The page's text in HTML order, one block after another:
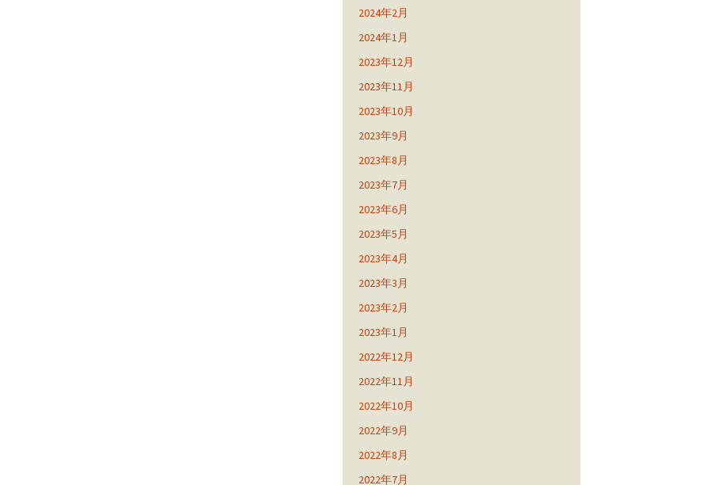
2024年2月
2024年1月
2023年12月
2023年11月
2023年10月
2023年9月
2023年8月
2023年7月
2023年6月
2023年5月
2023年4月
2023年3月
2023年2月
2023年1月
2022年12月
2022年11月
2022年10月
2022年9月
2022年8月
2022年7月